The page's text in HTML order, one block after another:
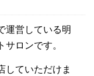
運営している明
ロンです。
していただけま